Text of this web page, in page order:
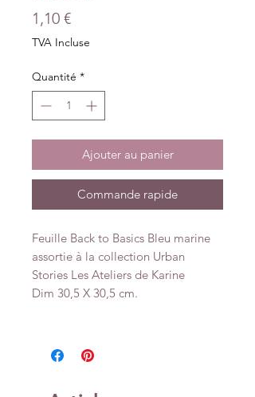
1,10 €Prix
TVA Incluse
Quantité *
Ajouter au panier
Commande rapide
Feuille Back to Basics Bleu marine
assortie à la collection Urban
Stories Les Ateliers de Karine
Dim 30,5 X 30,5 cm.